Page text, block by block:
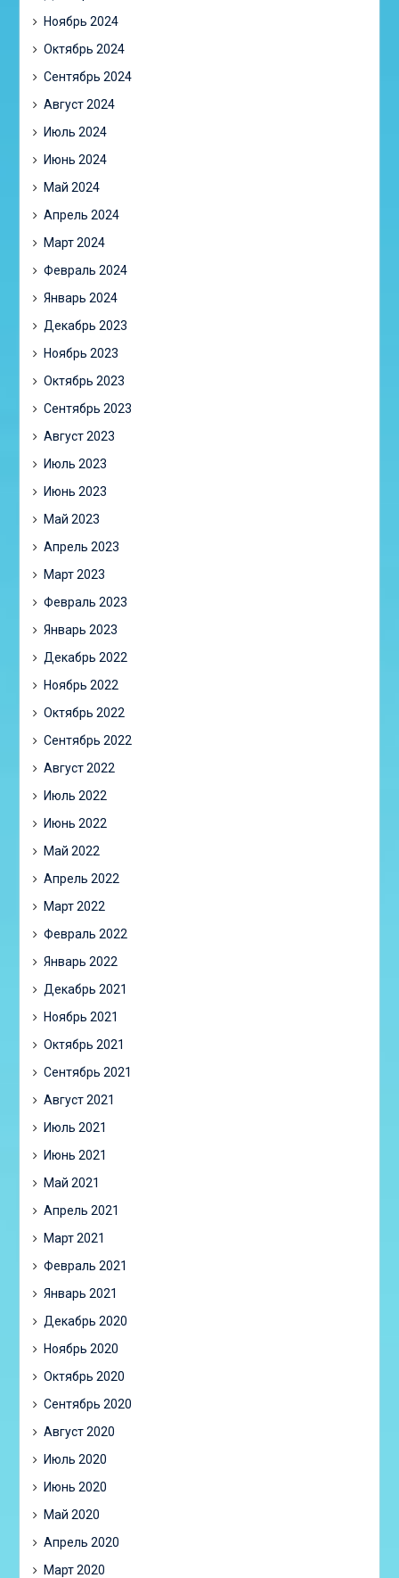
Ноябрь 2024
Октябрь 2024
Сентябрь 2024
Август 2024
Июль 2024
Июнь 2024
Май 2024
Апрель 2024
Март 2024
Февраль 2024
Январь 2024
Декабрь 2023
Ноябрь 2023
Октябрь 2023
Сентябрь 2023
Август 2023
Июль 2023
Июнь 2023
Май 2023
Апрель 2023
Март 2023
Февраль 2023
Январь 2023
Декабрь 2022
Ноябрь 2022
Октябрь 2022
Сентябрь 2022
Август 2022
Июль 2022
Июнь 2022
Май 2022
Апрель 2022
Март 2022
Февраль 2022
Январь 2022
Декабрь 2021
Ноябрь 2021
Октябрь 2021
Сентябрь 2021
Август 2021
Июль 2021
Июнь 2021
Май 2021
Апрель 2021
Март 2021
Февраль 2021
Январь 2021
Декабрь 2020
Ноябрь 2020
Октябрь 2020
Сентябрь 2020
Август 2020
Июль 2020
Июнь 2020
Май 2020
Апрель 2020
Март 2020